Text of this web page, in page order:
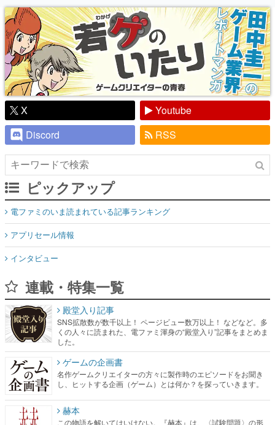
り】
X
Youtube
Discord
RSS
ピックアップ
電ファミのいま読まれている記事ランキング
アプリセール情報
インタビュー
連載・特集一覧
殿堂入り記事
SNS拡散数が数千以上！ ページビュー数万以上！ などなど。多
くの人々に読まれた、電ファミ渾身の“殿堂入り”記事をまとめま
した。
ゲームの企画書
名作ゲームクリエイターの方々に製作時のエピソードをお聞き
し、ヒットする企画（ゲーム）とは何か？を探っていきます。
赫本
この物語を解いてはいけない。『赫本』は、〈試験問題〉の形